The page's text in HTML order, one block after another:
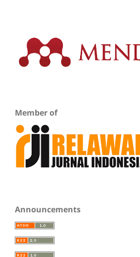
Member of
Announcements